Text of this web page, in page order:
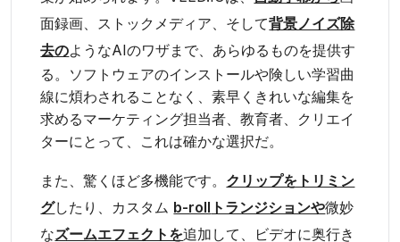
面録画、ストックメディア、そして背景ノイズ除
去のようなAIのワザまで、あらゆるものを提供す
る。ソフトウェアのインストールや険しい学習曲
線に煩わされることなく、素早くきれいな編集を
求めるマーケティング担当者、教育者、クリエイ
ターにとって、これは確かな選択だ。
また、驚くほど多機能です。 クリップをトリミン
グしたり、カスタム b-roll トランジションや微妙
なズームエフェクトを追加して、ビデオに奥行き